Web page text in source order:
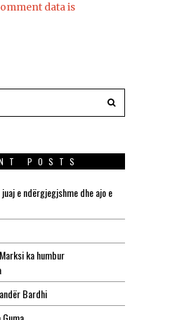
data is
POSTS
e ndërgjegjshme dhe ajo e
ka humbur
Bardhi